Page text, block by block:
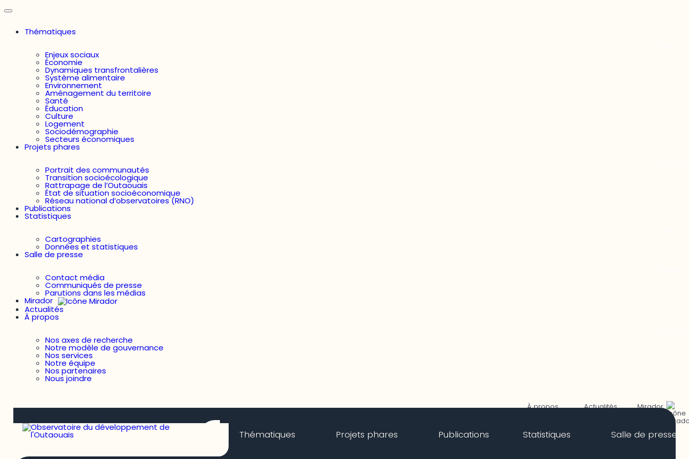
Thématiques
Enjeux sociaux
Économie
Dynamiques transfrontalières
Système alimentaire
Environnement
Aménagement du territoire
Santé
Éducation
Culture
Logement
Sociodémographie
Secteurs économiques
Projets phares
Portrait des communautés
Transition socioécologique
Rattrapage de l’Outaouais
État de situation socioéconomique
Réseau national d’observatoires (RNO)
Publications
Statistiques
Cartographies
Données et statistiques
Salle de presse
Contact média
Communiqués de presse
Parutions dans les médias
Mirador
Actualités
À propos
Nos axes de recherche
Notre modèle de gouvernance
Nos services
Notre équipe
Nos partenaires
Nous joindre
À propos Actualités Mirador
Thématiques Projets phares Publications Statistiques Salle de presse